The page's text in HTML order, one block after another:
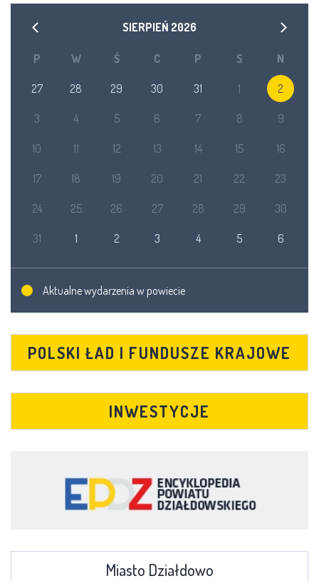
SIERPIEŃ 2026
P W Ś C P S N
27 28 29 30 31 1 2
3 4 5 6 7 8 9
10 11 12 13 14 15 16
17 18 19 20 21 22 23
24 25 26 27 28 29 30
31 1 2 3 4 5 6
Aktualne wydarzenia w powiecie
POLSKI ŁAD I FUNDUSZE KRAJOWE
INWESTYCJE
Miasto Działdowo